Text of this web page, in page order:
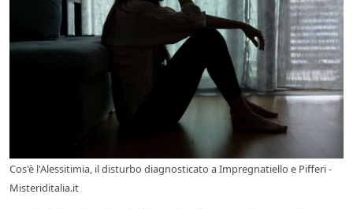
Cos'è l'Alessitimia, il disturbo diagnosticato a Impregnatiello e Pifferi -
Misteriditalia.it